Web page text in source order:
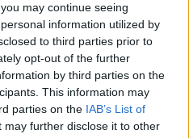
may continue seeing
information utilized by
to third parties prior to
opt-out of the further
by third parties on the
This information may
parties on the IAB’s List of
may further disclose it to other